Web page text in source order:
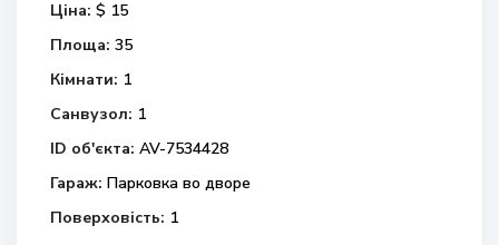
Ціна: $ 15
Площа: 35
Кімнати: 1
Санвузол: 1
ID об'єкта: AV-7534428
Гараж: Парковка во дворе
Поверховість: 1